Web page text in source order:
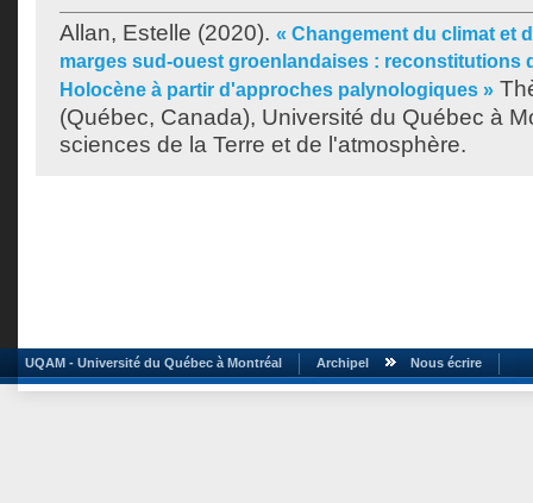
Allan, Estelle (2020). « Changement du climat et
marges sud-ouest groenlandaises : reconstitutions
Holocène à partir d'approches palynologiques »
(Québec, Canada), Université du Québec à
sciences de la Terre et de l'atmosphère.
UQAM - Université du Québec à Montréal Archipel Nous écrire